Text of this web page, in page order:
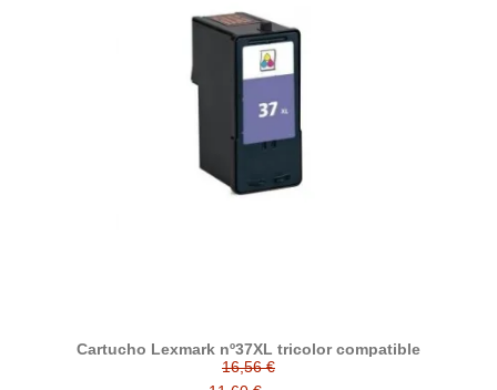
Cartucho Lexmark nº37XL tricolor compatible
16,56 €